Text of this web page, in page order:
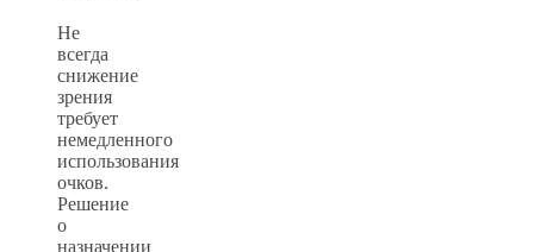
Не
всегда
снижение
зрения
требует
немедленного
использования
очков.
Решение
о
назначении